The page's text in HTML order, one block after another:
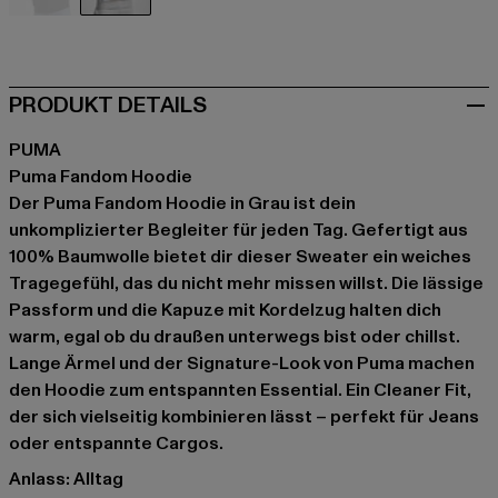
PRODUKT DETAILS
PUMA
Puma Fandom Hoodie
Der Puma Fandom Hoodie in Grau ist dein
unkomplizierter Begleiter für jeden Tag. Gefertigt aus
100% Baumwolle bietet dir dieser Sweater ein weiches
Tragegefühl, das du nicht mehr missen willst. Die lässige
Passform und die Kapuze mit Kordelzug halten dich
warm, egal ob du draußen unterwegs bist oder chillst.
Lange Ärmel und der Signature-Look von Puma machen
den Hoodie zum entspannten Essential. Ein Cleaner Fit,
der sich vielseitig kombinieren lässt – perfekt für Jeans
oder entspannte Cargos.
Anlass: Alltag